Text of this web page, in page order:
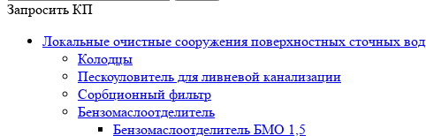
Запросить КП
Локальные очистные сооружения поверхностных сточных вод
Колодцы
Пескоуловитель для ливневой канализации
Сорбционный фильтр
Бензомаслоотделитель
Бензомаслоотделитель БМО 1,5